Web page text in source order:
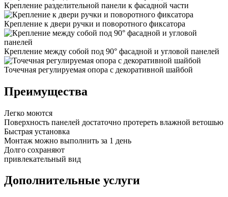
Крепление разделительной панели к фасадной части
Крепление к двери ручки и поворотного фиксатора
Крепление между собой под 90° фасадной и угловой панелей
Точечная регулируемая опора с декоративной шайбой
Преимущества
Легко моются
Поверхность панелей достаточно протереть влажной ветошью
Быстрая установка
Монтаж можно выполнить за 1 день
Долго сохраняют
привлекательный вид
Дополнительные услуги